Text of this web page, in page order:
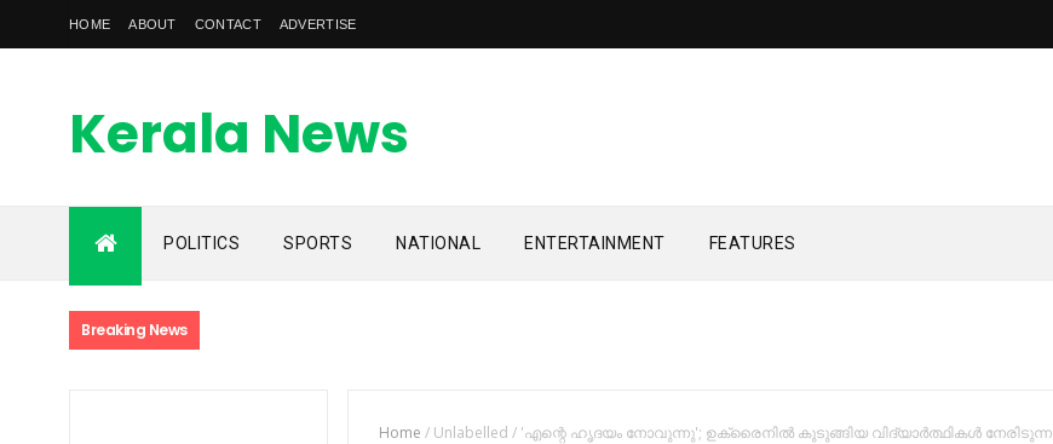
HOME ABOUT CONTACT ADVERTISE
Kerala News
Feed
kerala news feed is the one of the best malayalam online
POLITICS SPORTS NATIONAL ENTERTAINMENT FEATURES
Breaking News
Home / Unlabelled/ 'എന്റെ ഹൃദയം നോവുന്നു'; ഉക്രൈനില്‍ കുടുങ്ങിയ വിദ്യാര്‍ത്ഥികള്‍ നേരിടുന്ന